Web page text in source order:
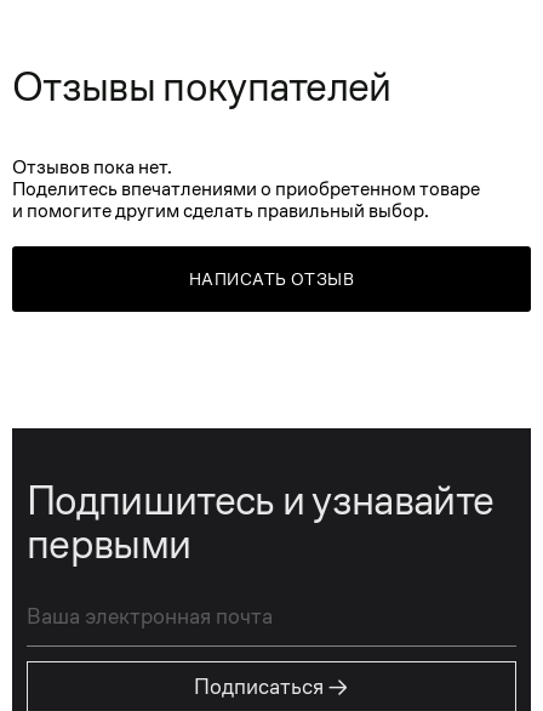
Отзывы покупателей
Отзывов пока нет.
Поделитесь впечатлениями о приобретенном товаре
и помогите другим сделать правильный выбор.
НАПИСАТЬ ОТЗЫВ
Подпишитесь и узнавайте
первыми
Подписаться →